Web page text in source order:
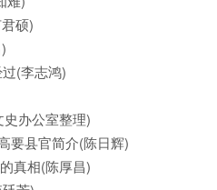
硕)
(李志鸿)
办公室整理)
要县官简介(陈日辉)
真相(陈厚昌)